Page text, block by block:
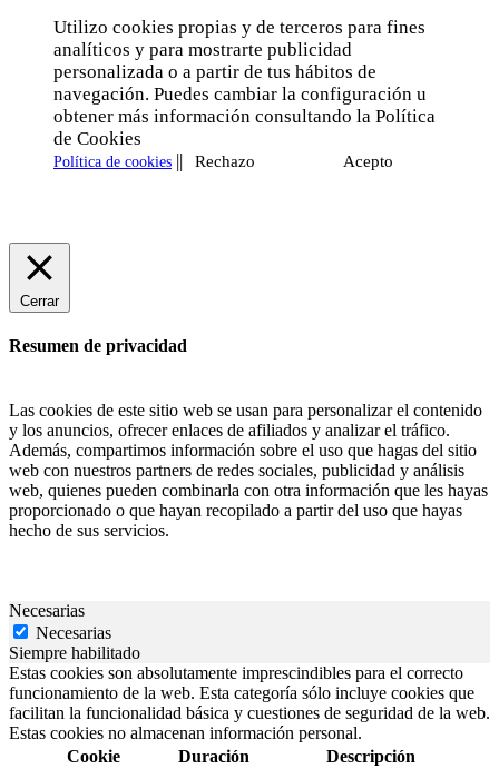
Utilizo cookies propias y de terceros para fines
analíticos y para mostrarte publicidad
personalizada o a partir de tus hábitos de
navegación. Puedes cambiar la configuración u
obtener más información consultando la Política
de Cookies
Política de cookies Rechazo Acepto
Cerrar
Resumen de privacidad
Las cookies de este sitio web se usan para personalizar el contenido
y los anuncios, ofrecer enlaces de afiliados y analizar el tráfico.
Además, compartimos información sobre el uso que hagas del sitio
web con nuestros partners de redes sociales, publicidad y análisis
web, quienes pueden combinarla con otra información que les hayas
proporcionado o que hayan recopilado a partir del uso que hayas
hecho de sus servicios.
Necesarias
Necesarias
Siempre habilitado
Estas cookies son absolutamente imprescindibles para el correcto
funcionamiento de la web. Esta categoría sólo incluye cookies que
facilitan la funcionalidad básica y cuestiones de seguridad de la web.
Estas cookies no almacenan información personal.
Cookie
Duración Descripción